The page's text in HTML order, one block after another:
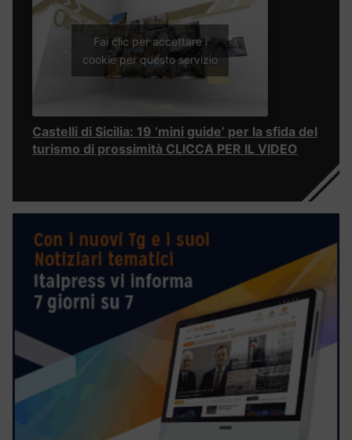
Fai clic per accettare i
cookie per questo servizio
Castelli di Sicilia: 19 ‘mini guide’ per la sfida del
turismo di prossimità CLICCA PER IL VIDEO